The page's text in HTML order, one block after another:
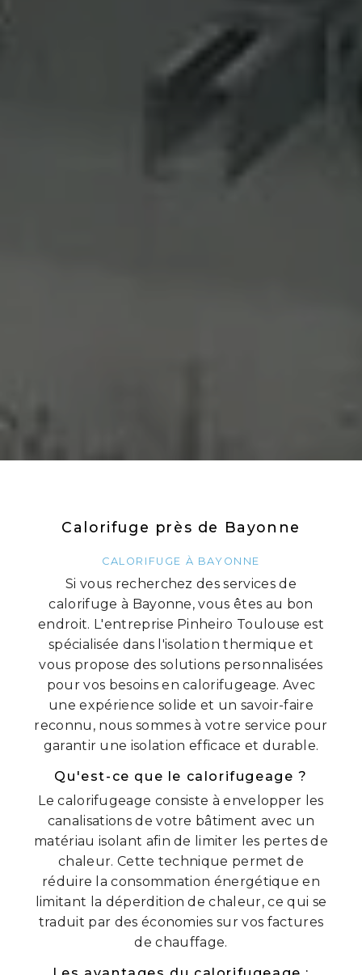
Calorifuge près de Bayonne
CALORIFUGE À BAYONNE
Si vous recherchez des services de
calorifuge à Bayonne, vous êtes au bon
endroit. L'entreprise Pinheiro Toulouse est
spécialisée dans l'isolation thermique et
vous propose des solutions personnalisées
pour vos besoins en calorifugeage. Avec
une expérience solide et un savoir-faire
reconnu, nous sommes à votre service pour
garantir une isolation efficace et durable.
Qu'est-ce que le calorifugeage ?
Le calorifugeage consiste à envelopper les
canalisations de votre bâtiment avec un
matériau isolant afin de limiter les pertes de
chaleur. Cette technique permet de
réduire la consommation énergétique en
limitant la déperdition de chaleur, ce qui se
traduit par des économies sur vos factures
de chauffage.